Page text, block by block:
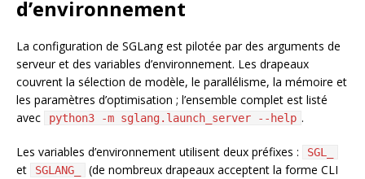
d’environnement
La configuration de SGLang est pilotée par des arguments de
serveur et des variables d’environnement. Les drapeaux
couvrent la sélection de modèle, le parallélisme, la mémoire et
les paramètres d’optimisation ; l’ensemble complet est listé
avec
python3 -m sglang.launch_server --help .
Les variables d’environnement utilisent deux préfixes : SGL_
et SGLANG_
(de nombreux drapeaux acceptent la forme CLI